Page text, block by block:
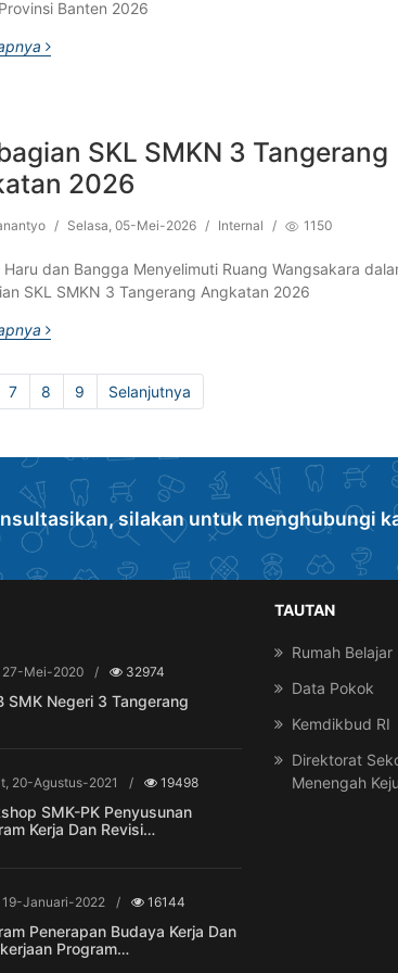
Banten 2026
SKL SMKN 3 Tangerang
2026
/ Selasa, 05-Mei-2026 / Internal / 1150
Haru dan Bangga Menyelimuti Ruang Wangsakara
SKL SMKN 3 Tangerang Angkatan 2026
7 8 9 Selanjutnya
silakan untuk menghubungi
27-Mei-2020 / 32974
SMK Negeri 3 Tangerang
20-Agustus-2021 / 19498
SMK-PK Penyusunan
Kerja Dan Revisi…
19-Januari-2022 / 16144
Penerapan Budaya Kerja Dan
Program…
TAUTAN
Rumah Belajar
Data Pokok
Kemdikbud RI
Direktorat
Menengah